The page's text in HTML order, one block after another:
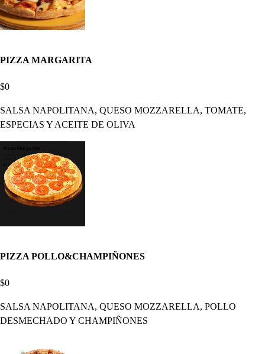
PIZZA MARGARITA
$0
SALSA NAPOLITANA, QUESO MOZZARELLA, TOMATE,
ESPECIAS Y ACEITE DE OLIVA
PIZZA POLLO&CHAMPIÑONES
$0
SALSA NAPOLITANA, QUESO MOZZARELLA, POLLO
DESMECHADO Y CHAMPIÑONES